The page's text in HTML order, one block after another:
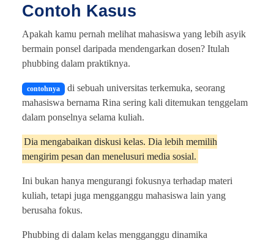
Contoh Kasus
Apakah kamu pernah melihat mahasiswa yang lebih asyik
bermain ponsel daripada mendengarkan dosen? Itulah
phubbing dalam praktiknya.
contohnya di sebuah universitas terkemuka, seorang
mahasiswa bernama Rina sering kali ditemukan tenggelam
dalam ponselnya selama kuliah.
Dia mengabaikan diskusi kelas. Dia lebih memilih
mengirim pesan dan menelusuri media sosial.
Ini bukan hanya mengurangi fokusnya terhadap materi
kuliah, tetapi juga mengganggu mahasiswa lain yang
berusaha fokus.
Phubbing di dalam kelas mengganggu dinamika